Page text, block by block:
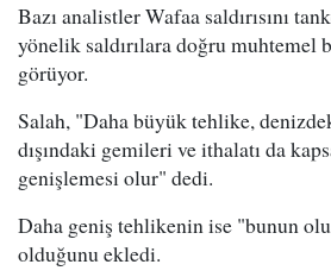
Bazı analistler Wafaa saldırısını
yönelik saldırılara doğru muhtemel
görüyor.
Salah, "Daha büyük tehlike,
dışındaki gemileri ve ithalatı da
genişlemesi olur" dedi.
Daha geniş tehlikenin ise "bunun
olduğunu ekledi.